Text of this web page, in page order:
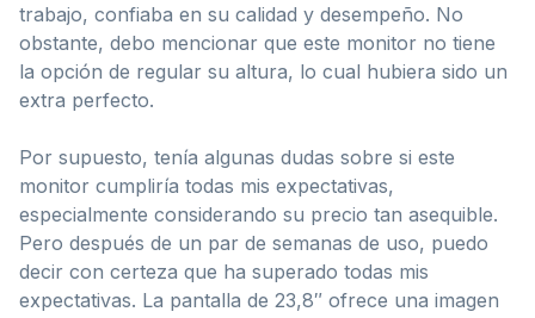
trabajo, confiaba en su calidad y desempeño. No
obstante, debo mencionar que este monitor no tiene
la opción de regular su altura, lo cual hubiera sido un
extra perfecto.
Por supuesto, tenía algunas dudas sobre si este
monitor cumpliría todas mis expectativas,
especialmente considerando su precio tan asequible.
Pero después de un par de semanas de uso, puedo
decir con certeza que ha superado todas mis
expectativas. La pantalla de 23,8″ ofrece una imagen